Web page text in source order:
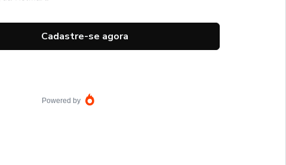
Cadastre-se agora
Powered by